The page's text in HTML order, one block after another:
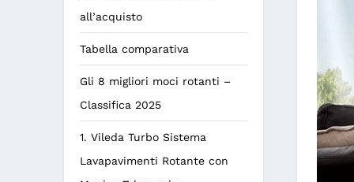
all’acquisto
Tabella comparativa
Gli 8 migliori moci rotanti –
Classifica 2025
1. Vileda Turbo Sistema
Lavapavimenti Rotante con